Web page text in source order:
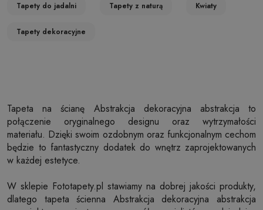
Tapety do jadalni Tapety z naturą Kwiaty
Tapety dekoracyjne
Tapeta na ścianę Abstrakcja dekoracyjna abstrakcja to
połączenie oryginalnego designu oraz wytrzymałości
materiału. Dzięki swoim ozdobnym oraz funkcjonalnym cechom
będzie to fantastyczny dodatek do wnętrz zaprojektowanych
w każdej estetyce.
W sklepie Fototapety.pl stawiamy na dobrej jakości produkty,
dlatego tapeta ścienna Abstrakcja dekoracyjna abstrakcja